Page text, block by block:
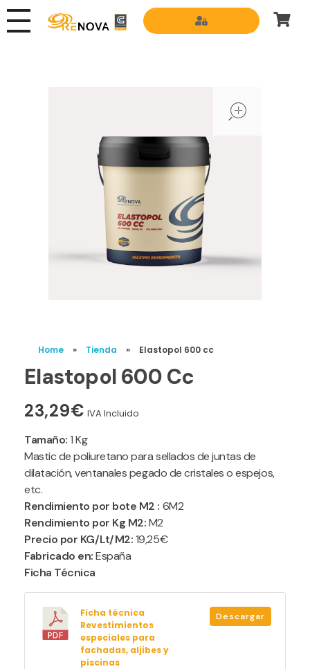
Home » Tienda » Elastopol 600 cc
Elastopol 600 Cc
23,29€ IVA Incluido
Tamaño:1 Kg
Mastic de poliuretano para sellados de juntas de
dilatación, ventanales pegado de cristales o espejos,
etc.
Rendimiento por bote M2 : 6M2
Rendimiento por Kg M2:M2
Precio por KG/Lt/M2:19,25€
Fabricado en:España
Ficha Técnica
Ficha técnica
Revestimientos
especiales para
fachadas, aljibes y
piscinas
Descargar